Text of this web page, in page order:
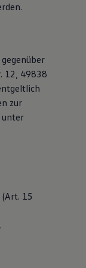
12, 49838
zur
unter
15